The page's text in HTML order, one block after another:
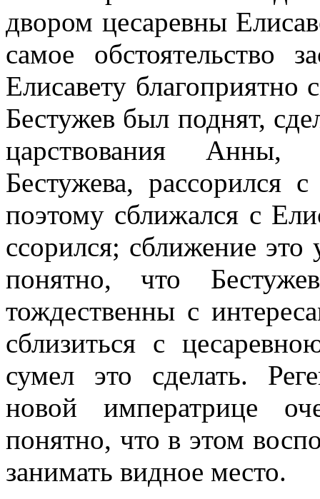
двором цесаревны
самое обстоятельство
Елисавету
Бестужев был поднят,
царствования Анны,
Бестужева, рассорился
поэтому сближался с
ссорился; сближение это
понятно, что
тождественны с
сблизиться с
сумел это сделать.
новой императрице
понятно, что в этом
занимать видное место.